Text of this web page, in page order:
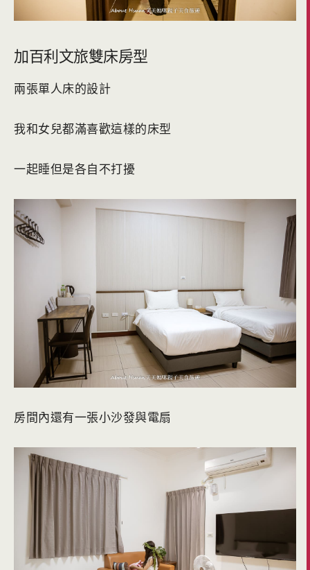
加百利文旅雙床房型
兩張單人床的設計
我和女兒都滿喜歡這樣的床型
一起睡但是各自不打擾
房間內還有一張小沙發與電扇